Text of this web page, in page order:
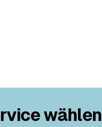
wählen